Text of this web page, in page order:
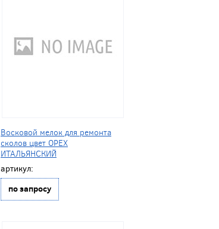
Восковой мелок для ремонта
сколов цвет ОРЕХ
ИТАЛЬЯНСКИЙ
артикул:
по запросу